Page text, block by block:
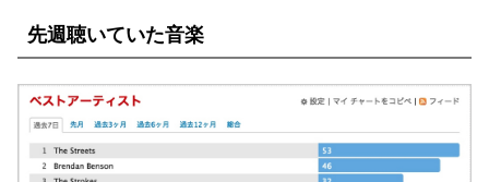
先週聴いていた音楽